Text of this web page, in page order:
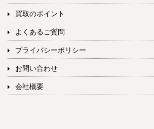
買取のポイント
よくあるご質問
プライバシーポリシー
お問い合わせ
会社概要